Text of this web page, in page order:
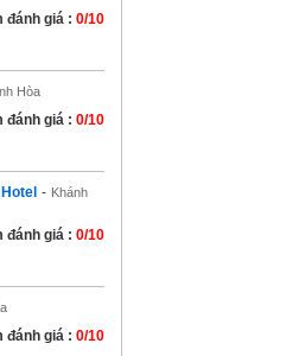
đánh giá : 0/10
Hòa
đánh giá : 0/10
- Khánh
đánh giá : 0/10
đánh giá : 0/10